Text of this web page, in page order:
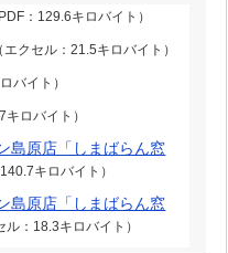
PDF：129.6キロバイト）
（エクセル：21.5キロバイト）
バイト）
キロバイト）
島原店「しまばらん窓
140.7キロバイト）
島原店「しまばらん窓
ル：18.3キロバイト）